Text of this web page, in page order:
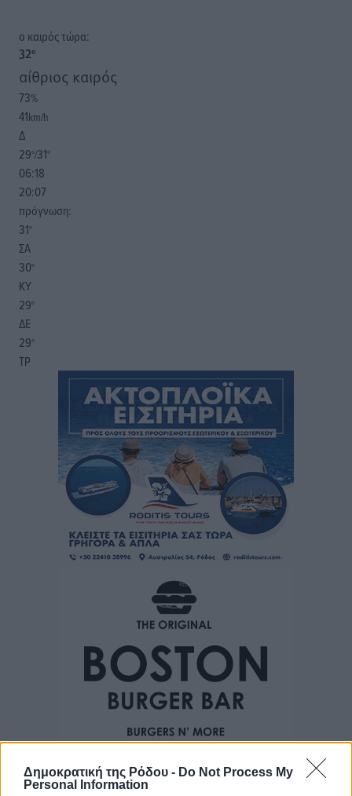
Δημοκρατική της Ρόδου - Do Not Process My
Personal Information
o καιρός τώρα:
32°
αίθριος καιρός
73%
41km/h
Δ
29°/31°
06:18
20:07
πρόγνωση:
31°
ΣΑ
30°
ΚΥ
29°
ΔΕ
29°
ΤΡ